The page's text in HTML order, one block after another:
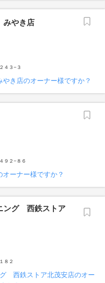
みやき店
４３−３
き店のオーナー様ですか？
９２−８６
ーナー様ですか？
ング 西鉄ストア
８２
西鉄ストア北茂安店のオー